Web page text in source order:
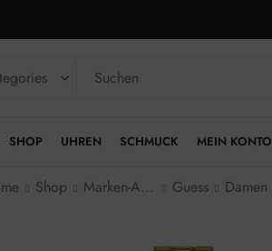
SHOP UHREN SCHMUCK MEIN KONTO
Shop Marken-Armbanduhren Guess Damen